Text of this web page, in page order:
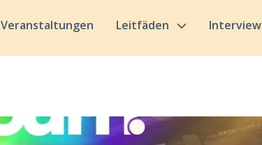
Veranstaltungen Leitfäden Interview